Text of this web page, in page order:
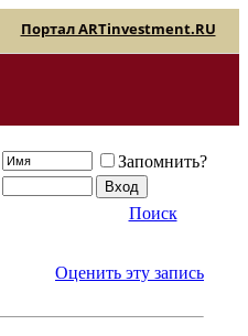
Портал ARTinvestment.RU
Запомнить?
Поиск
Оценить эту запись